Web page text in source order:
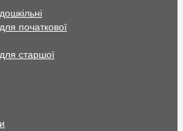
початкової
старшої